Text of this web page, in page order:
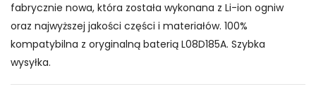
fabrycznie nowa, która została wykonana z Li-ion ogniw
oraz najwyższej jakości części i materiałów. 100%
kompatybilna z oryginalną baterią L08D185A. Szybka
wysyłka.